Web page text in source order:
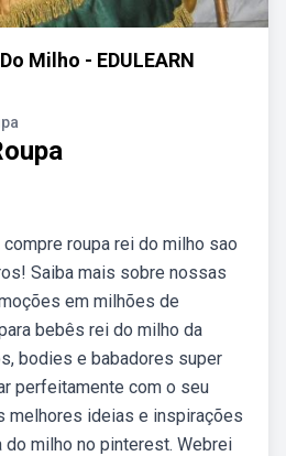
Milho - EDULEARN
roupa rei do milho sao
Saiba mais sobre nossas
em milhões de
bebês rei do milho da
bodies e babadores super
perfeitamente com o seu
melhores ideias e inspirações
do milho no pinterest. Webrei